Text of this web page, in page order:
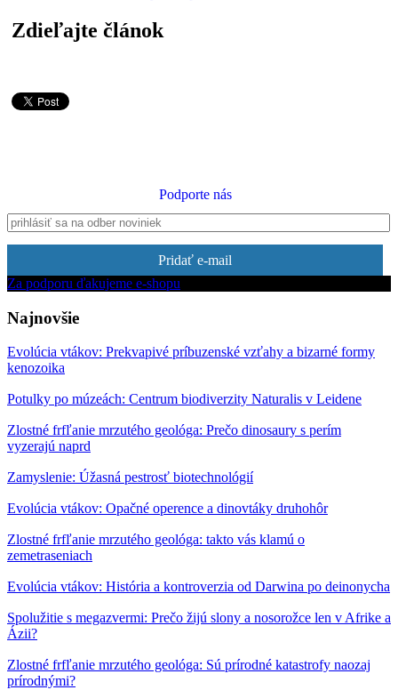
Zdieľajte článok
Podporte nás
Pridať e-mail
Za podporu ďakujeme e-shopu
Najnovšie
Evolúcia vtákov: Prekvapivé príbuzenské vzťahy a bizarné formy
kenozoika
Potulky po múzeách: Centrum biodiverzity Naturalis v Leidene
Zlostné frfľanie mrzutého geológa: Prečo dinosaury s perím
vyzerajú naprd
Zamyslenie: Úžasná pestrosť biotechnológií
Evolúcia vtákov: Opačné operence a dinovtáky druhohôr
Zlostné frfľanie mrzutého geológa: takto vás klamú o
zemetraseniach
Evolúcia vtákov: História a kontroverzia od Darwina po deinonycha
Spolužitie s megazvermi: Prečo žijú slony a nosorožce len v Afrike a
Ázii?
Zlostné frfľanie mrzutého geológa: Sú prírodné katastrofy naozaj
prírodnými?